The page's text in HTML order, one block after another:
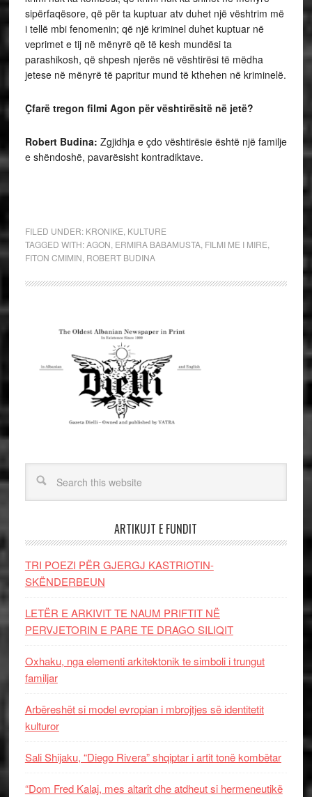
sipërfaqësore, që për ta kuptuar atv duhet një vështrim më
i tellë mbi fenomenin; që një kriminel duhet kuptuar në
veprimet e tij në mënyrë që të kesh mundësi ta
parashikosh, që shpesh njerës në vështirësi të mëdha
jetese në mënyrë të papritur mund të kthehen në kriminelë.
Çfarë tregon filmi Agon për vështirësitë në jetë?
Robert Budina: Zgjidhja e çdo vështirësie është një familje
e shëndoshë, pavarësisht kontradiktave.
FILED UNDER: KRONIKE KULTURE
TAGGED WITH:AGON ERMIRA BABAMUSTA, FILMI ME I MIRE
FITON CMIMIN ROBERT BUDINA
ARTIKUJT E FUNDIT
TRI POEZI PËR GJERGJ KASTRIOTIN-
SKËNDERBEUN
LETËR E ARKIVIT TE NAUM PRIFTIT NË
PERVJETORIN E PARE TE DRAGO SILIQIT
Oxhaku, nga elementi arkitektonik te simboli i trungut
familjar
Arbëreshët si model evropian i mbrojtjes së identitetit
kulturor
Sali Shijaku, “Diego Rivera” shqiptar i artit tonë kombëtar
“Dom Fred Kalaj, mes altarit dhe atdheut si hermeneutikë